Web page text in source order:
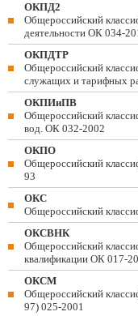
ОКПД2
Общероссийский
деятельности ОК 034-
ОКПДТР
Общероссийский
служащих и тарифных
ОКПИиПВ
Общероссийский
вод. ОК 032-2002
ОКПО
Общероссийский
93
ОКС
Общероссийский
ОКСВНК
Общероссийский
квалификации ОК 017-
ОКСМ
Общероссийский
97) 025-2001